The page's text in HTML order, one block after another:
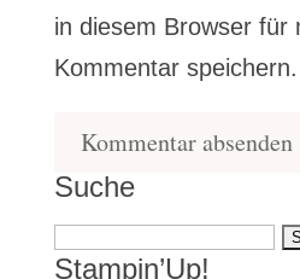
in diesem Browser für
Kommentar speichern.
Suche
Suchen
Stampin’Up!